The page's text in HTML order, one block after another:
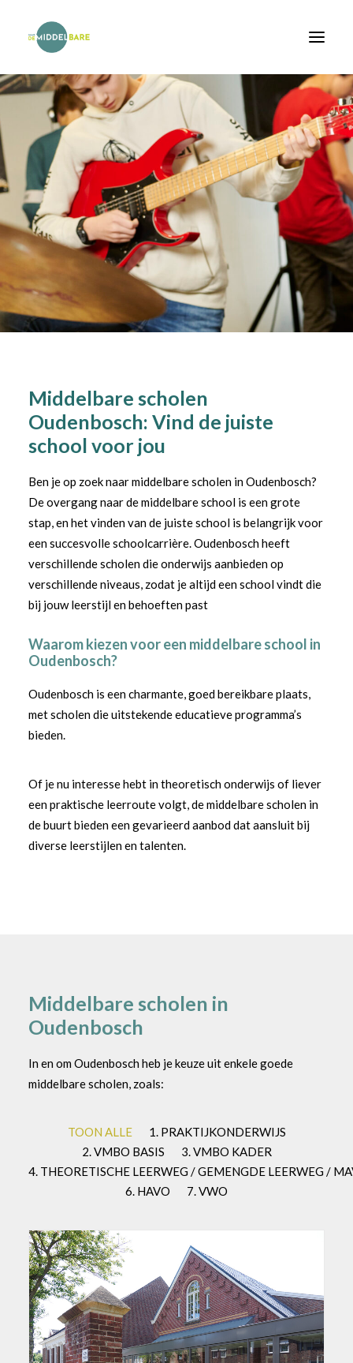
Home
Onderwijs
Scholen
Agenda
Van schooladvies naar plaatsing
FAQ
Middelbare scholen
Oudenbosch: Vind de juiste
school voor jou
Ben je op zoek naar middelbare scholen in Oudenbosch?
De overgang naar de middelbare school is een grote
stap, en het vinden van de juiste school is belangrijk voor
een succesvolle schoolcarrière. Oudenbosch heeft
verschillende scholen die onderwijs aanbieden op
verschillende niveaus, zodat je altijd een school vindt die
bij jouw leerstijl en behoeften past
Waarom kiezen voor een middelbare school in
Oudenbosch?
Oudenbosch is een charmante, goed bereikbare plaats,
met scholen die uitstekende educatieve programma’s
bieden.
Of je nu interesse hebt in theoretisch onderwijs of liever
een praktische leerroute volgt, de middelbare scholen in
de buurt bieden een gevarieerd aanbod dat aansluit bij
diverse leerstijlen en talenten.
Middelbare scholen in
Oudenbosch
In en om Oudenbosch heb je keuze uit enkele goede
middelbare scholen, zoals:
TOON ALLE
1. PRAKTIJKONDERWIJS
2. VMBO BASIS
3. VMBO KADER
4. THEORETISCHE LEERWEG / GEMENGDE LEERWEG /
6. HAVO
7. VWO